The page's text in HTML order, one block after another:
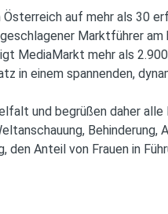
auf mehr als 30
Marktführer
MediaMarkt mehr als
in einem spannenden,
und begrüßen daher
den Anteil von Frauen in